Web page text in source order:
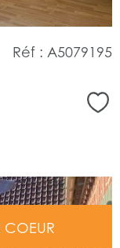
Réf : A5079195
COEUR